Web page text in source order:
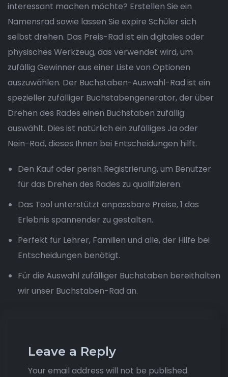
interessant machen möchte? Erstellen Sie ein
Namensrad sowie lassen Sie expire Schüler sich
selbst drehen. Das Preis-Rad ist ein digitales oder
physisches Werkzeug, das verwendet wird, um
zufällig Gewinner aus einer Liste von Optionen
auszuwählen. Der Buchstaben-Auswahl-Rad ist ein
spezieller zufälliger Buchstabengenerator, der über
Drehen des Rades einen Buchstaben zufällig
auswählt. Dies ist natürlich ein zufälliges Ja oder
Nein-Rad, dieses Ihnen bei Entscheidungen hilft.
Den Kauf oder perish Registrierung, um Benutzer
für das Drehen des Rades zu qualifizieren.
Das Tool unterstützt anpassbare Preise, 1 das
Erlebnis spannender zu gestalten.
Perfekt für Lehrer, Familien und alle, der Hilfe bei
Entscheidungen benötigt.
Für die Auswahl zufälliger Buchstaben bereithalten
wir unser Buchstaben-Rad an.
Leave a Reply
Your email address will not be published.